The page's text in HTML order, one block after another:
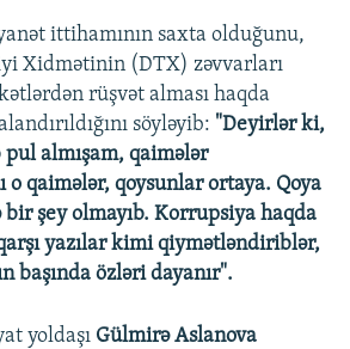
ittihamının saxta olduğunu,
Xidmətinin (DTX) zəvvarları
rüşvət alması haqda
söyləyib: "Deyirlər ki,
almışam, qaimələr
o qaimələr, qoysunlar ortaya. Qoya
şey olmayıb. Korrupsiya haqda
yazılar kimi qiymətləndiriblər,
başında özləri dayanır".
yoldaşı Gülmirə Aslanova